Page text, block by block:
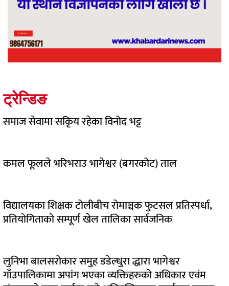
ट्रेन्डिङ
समाज सेवामा सकिृय रहेका विनोद भट्ट
कमल फूलले भरिभराउ भागेश्वर (बगरकोट) ताल
विद्यालयका शिक्षक टोलीबीच रोमाञ्चक फुटसल प्रतिस्पर्धा,
प्रतियोगिताको सम्पूर्ण खेल तालिका सार्वजनिक
लुनिभा बालसरोकार समुह डडेल्धुरा द्धारा भागेश्वर
गाँउपालिकामा अपांग भएका व्यक्तिहरुको अधिकार एवंम